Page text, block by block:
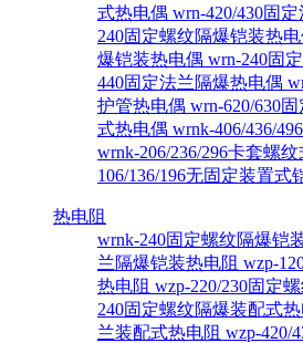
式热电偶 wrn-420/430固
240固定螺纹隔爆铠装热
爆铠装热电偶 wrn-240固
440固定法兰隔爆热电偶
护管热电偶 wrn-620/630
式热电偶 wrnk-406/436/
wrnk-206/236/296卡套螺
106/136/196无固定装置式
热电阻
wrnk-240固定螺纹隔爆铠
兰隔爆铠装热电阻 wzp-
热电阻 wzp-220/230固定
240固定螺纹隔爆装配式热
兰装配式热电阻 wzp-420/